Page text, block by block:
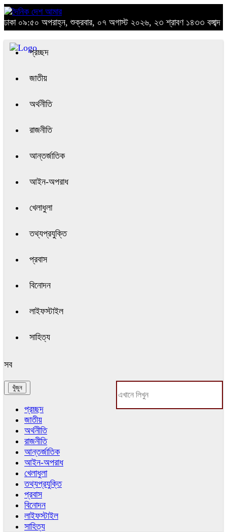
ঢাকা ০৯:৫০ অপরাহ্ন, শুক্রবার, ০৭ অগাস্ট ২০২৬, ২৩ শ্রাবণ ১৪৩৩ বঙ্গাব্দ
প্রচ্ছদ
জাতীয়
অর্থনীতি
রাজনীতি
আন্তর্জাতিক
আইন-অপরাধ
খেলাধুলা
তথ্যপ্রযুক্তি
প্রবাস
বিনোদন
লাইফস্টাইল
সাহিত্য
সব
প্রচ্ছদ
জাতীয়
অর্থনীতি
রাজনীতি
আন্তর্জাতিক
আইন-অপরাধ
খেলাধুলা
তথ্যপ্রযুক্তি
প্রবাস
বিনোদন
লাইফস্টাইল
সাহিত্য